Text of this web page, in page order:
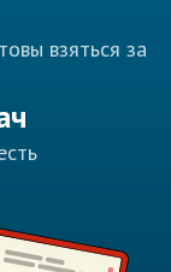
взяться за